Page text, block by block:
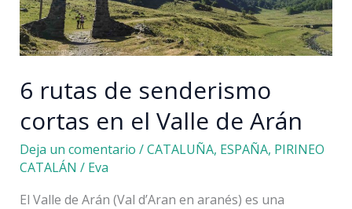
ecoturismo
6 rutas de senderismo
cortas en el Valle de Arán
Deja un comentario /CATALUÑA, ESPAÑA, PIRINEO
CATALÁN / Eva
El Valle de Arán (Val d’Aran en aranés) es una